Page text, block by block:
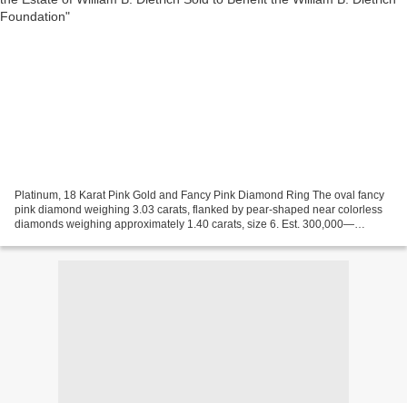
Platinum, 18 Karat Pink Gold and Fancy Pink Diamond Ring The oval fancy
pink diamond weighing 3.03 carats, flanked by pear-shaped near colorless
diamonds weighing approximately 1.40 carats, size 6. Est. 300,000—